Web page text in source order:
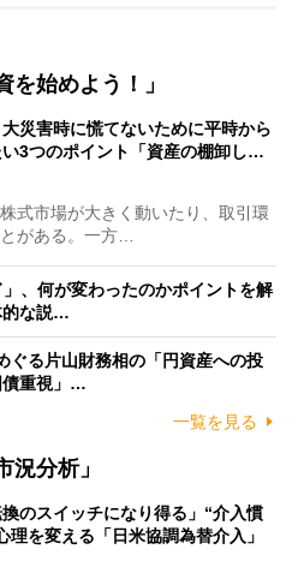
を始めよう！」
大災害時に慌てないために平時から
3つのポイント「資産の棚卸し…
式市場が大きく動いたり、取引環
がある。一方…
、何が変わったのかポイントを解
的な説…
ぐる片山財務相の「円資産への投
重視」…
一覧を見る
況分析」
換のスイッチになり得る」“介入慣
理を変える「日米協調為替介入」